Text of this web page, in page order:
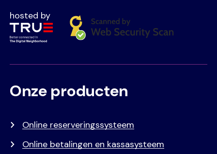
hosted by
Voet
Primair
Onze producten
Online reserveringssysteem
Online betalingen en kassasysteem